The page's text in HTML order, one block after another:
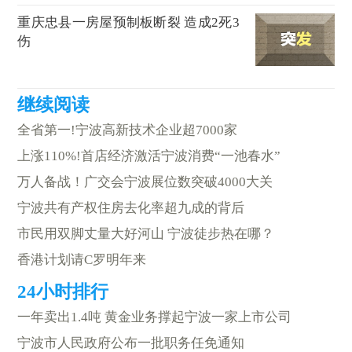
重庆忠县一房屋预制板断裂 造成2死3
伤
全省第一!宁波高新技术企业超7000家
上涨110%!首店经济激活宁波消费“一池春水”
万人备战！广交会宁波展位数突破4000大关
宁波共有产权住房去化率超九成的背后
市民用双脚丈量大好河山 宁波徒步热在哪？
香港计划请C罗明年来
一年卖出1.4吨 黄金业务撑起宁波一家上市公司
宁波市人民政府公布一批职务任免通知